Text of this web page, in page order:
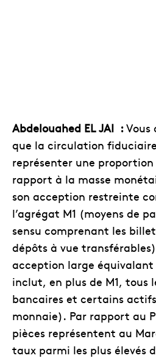
Abdelouahed EL JAI :Vous
que la circulation
représenter une
rapport à la masse
son acception restreinte
l’agrégat M1 (moyens de
sensu comprenant les
dépôts à vue
acception large équivalant
inclut, en plus de M1, tous
bancaires et certains
monnaie). Par rapport au
pièces représentent au
taux parmi les plus élevés